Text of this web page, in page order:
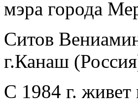
мэра города
Ситов
г.Канаш
C 1984 г.